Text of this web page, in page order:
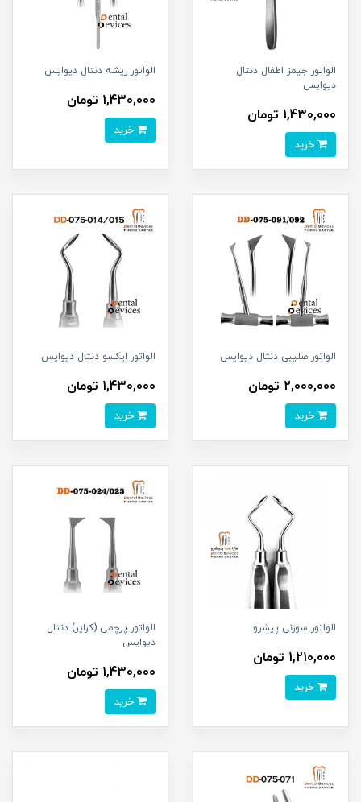
الواتور جیمز اطفال دنتال
دیوایس
1,430,000 تومان
الواتور ریشه دنتال دیوایس
1,430,000 تومان
الواتور صلیبی دنتال دیوایس
2,000,000 تومان
الواتور اپکسو دنتال دیوایس
1,430,000 تومان
الواتور سوزنی پیشرو
1,210,000 تومان
الواتور پرچمی (کرایر) دنتال
دیوایس
1,430,000 تومان